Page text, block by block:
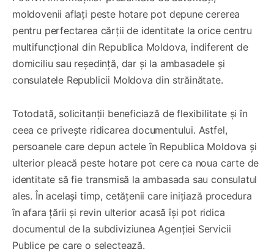
moldovenii aflați peste hotare pot depune cererea
pentru perfectarea cărții de identitate la orice centru
multifuncțional din Republica Moldova, indiferent de
domiciliu sau reședință, dar și la ambasadele și
consulatele Republicii Moldova din străinătate.
Totodată, solicitanții beneficiază de flexibilitate și în
ceea ce privește ridicarea documentului. Astfel,
persoanele care depun actele în Republica Moldova și
ulterior pleacă peste hotare pot cere ca noua carte de
identitate să fie transmisă la ambasada sau consulatul
ales. În același timp, cetățenii care inițiază procedura
în afara țării și revin ulterior acasă își pot ridica
documentul de la subdiviziunea Agenției Servicii
Publice pe care o selectează.